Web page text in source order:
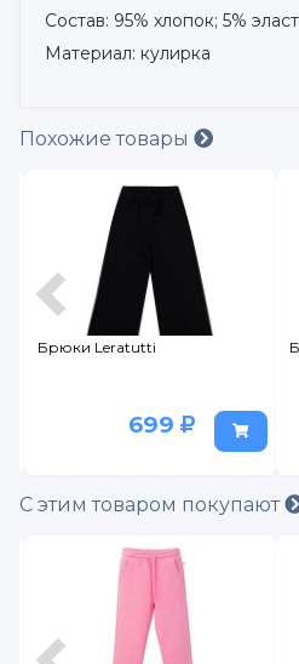
Состав: 95% хлопок; 5%
Материал: кулирка
Похожие товары
Брюки Leratutti
699
С этим товаром покупают